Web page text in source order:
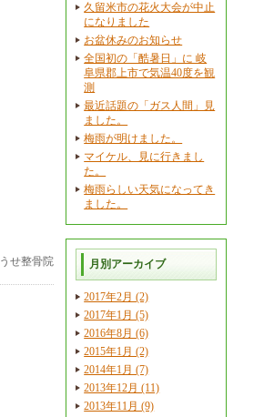
せ整骨院
久留米市の花火大会が中止
になりました
お盆休みのお知らせ
全国初の「酷暑日」に 岐
阜県郡上市で気温40度を観
測
最近話題の「ガス人間」見
ました。
梅雨が明けました。
マイケル、見に行きまし
た。
梅雨らしい天気になってき
ました。
月別アーカイブ
2017年2月 (2)
2017年1月 (5)
2016年8月 (6)
2015年1月 (2)
2014年1月 (7)
2013年12月 (11)
2013年11月 (9)